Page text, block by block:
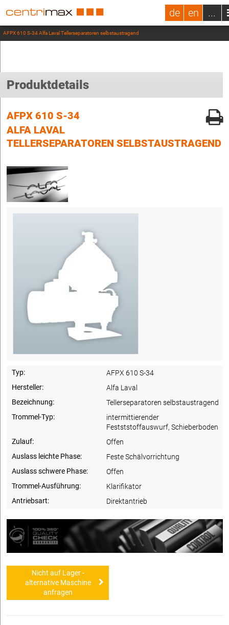
de en ...
AFPX 610 S-34 Alfa Laval Tellerseparatoren selbstaustragend
Produktdetails
AFPX 610 S-34
ALFA LAVAL
TELLERSEPARATOREN SELBSTAUSTRAGEND
Typ:
AFPX 610 S-34
Hersteller:
Alfa Laval
Bezeichnung:
Tellerseparatoren selbstaustragend
Trommel-Typ:
intermittierender
Festststoffauswurf, Schieberboden
Zulauf:
Offen
Auslass leichte Phase:
Feste Schälvorrichtung
Auslass schwere Phase:
Offen
Trommel-Ausführung:
Klarifikator
Antriebsart:
Direktantrieb
Nicht auf Lager -
alternative Maschine
anfragen